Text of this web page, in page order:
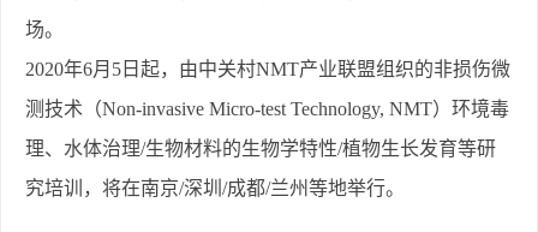
场。
2020年6月 5 日起，由中关村NMT产业联盟组织的非损伤微
测技术（Non-invasive Micro-test Technology, NMT）环境毒
理、水体治理/生物材料的生物学特性/植物生长发育等研
究培训，将在南京/深圳 /成都/兰州等地举行。